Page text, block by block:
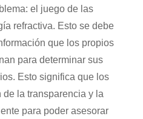
el juego de las
refractiva. Esto se debe
que los propios
para determinar sus
Esto significa que los
la transparencia y la
para poder asesorar